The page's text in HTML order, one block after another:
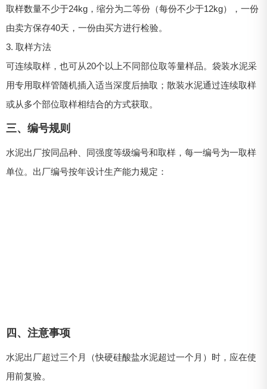
取样数量不少于24kg，缩分为二等份（每份不少于12kg），一份
由卖方保存40天，一份由买方进行检验。
3. 取样方法
可连续取样，也可从20个以上不同部位取等量样品。袋装水泥采
用专用取样管随机插入适当深度后抽取；散装水泥通过连续取样
或从多个部位取样相结合的方式获取。
三、编号规则
水泥出厂按同品种、同强度等级编号和取样，每一编号为一取样
单位。出厂编号按年设计生产能力规定：
四、注意事项
水泥出厂超过三个月（快硬硅酸盐水泥超过一个月）时，应在使
用前复验。